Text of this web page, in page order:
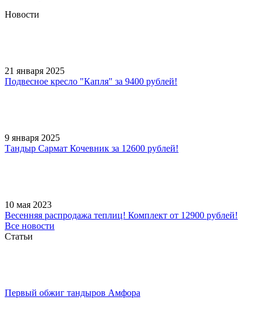
Новости
21 января 2025
Подвесное кресло "Капля" за 9400 рублей!
9 января 2025
Тандыр Сармат Кочевник за 12600 рублей!
10 мая 2023
Весенняя распродажа теплиц! Комплект от 12900 рублей!
Все новости
Статьи
Первый обжиг тандыров Амфора